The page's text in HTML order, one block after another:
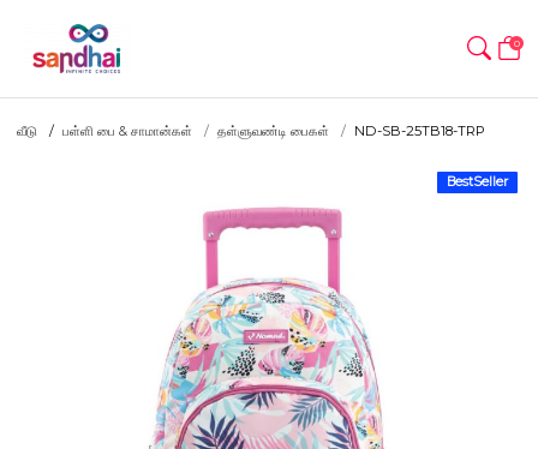
0
வீடு பள்ளி பை & சாமான்கள் தள்ளுவண்டி பைகள் ND-SB-25TB18-TRP
BestSeller